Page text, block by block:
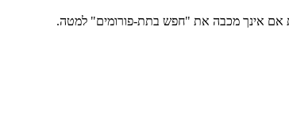
אם אינך מכבה את "חפש בתת-פורומים" למטה.